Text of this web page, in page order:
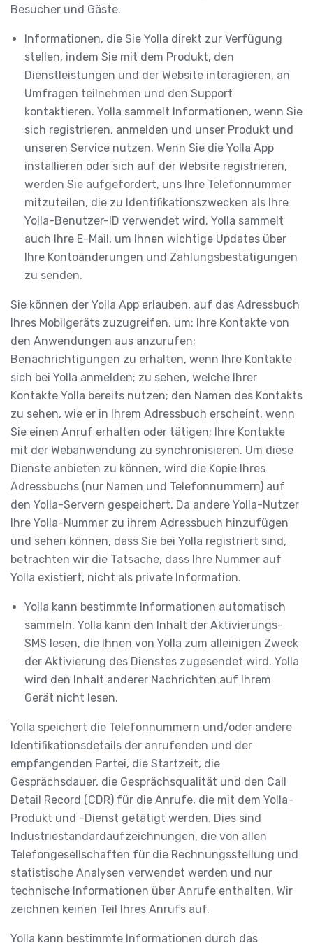
Besucher und Gäste.
Informationen, die Sie Yolla direkt zur Verfügung
stellen, indem Sie mit dem Produkt, den
Dienstleistungen und der Website interagieren, an
Umfragen teilnehmen und den Support
kontaktieren. Yolla sammelt Informationen, wenn Sie
sich registrieren, anmelden und unser Produkt und
unseren Service nutzen. Wenn Sie die Yolla App
installieren oder sich auf der Website registrieren,
werden Sie aufgefordert, uns Ihre Telefonnummer
mitzuteilen, die zu Identifikationszwecken als Ihre
Yolla-Benutzer-ID verwendet wird. Yolla sammelt
auch Ihre E-Mail, um Ihnen wichtige Updates über
Ihre Kontoänderungen und Zahlungsbestätigungen
zu senden.
Sie können der Yolla App erlauben, auf das Adressbuch
Ihres Mobilgeräts zuzugreifen, um: Ihre Kontakte von
den Anwendungen aus anzurufen;
Benachrichtigungen zu erhalten, wenn Ihre Kontakte
sich bei Yolla anmelden; zu sehen, welche Ihrer
Kontakte Yolla bereits nutzen; den Namen des Kontakts
zu sehen, wie er in Ihrem Adressbuch erscheint, wenn
Sie einen Anruf erhalten oder tätigen; Ihre Kontakte
mit der Webanwendung zu synchronisieren. Um diese
Dienste anbieten zu können, wird die Kopie Ihres
Adressbuchs (nur Namen und Telefonnummern) auf
den Yolla-Servern gespeichert. Da andere Yolla-Nutzer
Ihre Yolla-Nummer zu ihrem Adressbuch hinzufügen
und sehen können, dass Sie bei Yolla registriert sind,
betrachten wir die Tatsache, dass Ihre Nummer auf
Yolla existiert, nicht als private Information.
Yolla kann bestimmte Informationen automatisch
sammeln. Yolla kann den Inhalt der Aktivierungs-
SMS lesen, die Ihnen von Yolla zum alleinigen Zweck
der Aktivierung des Dienstes zugesendet wird. Yolla
wird den Inhalt anderer Nachrichten auf Ihrem
Gerät nicht lesen.
Yolla speichert die Telefonnummern und/oder andere
Identifikationsdetails der anrufenden und der
empfangenden Partei, die Startzeit, die
Gesprächsdauer, die Gesprächsqualität und den Call
Detail Record (CDR) für die Anrufe, die mit dem Yolla-
Produkt und -Dienst getätigt werden. Dies sind
Industriestandardaufzeichnungen, die von allen
Telefongesellschaften für die Rechnungsstellung und
statistische Analysen verwendet werden und nur
technische Informationen über Anrufe enthalten. Wir
zeichnen keinen Teil Ihres Anrufs auf.
Yolla kann bestimmte Informationen durch das